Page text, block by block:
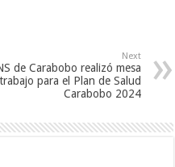
Next
de Carabobo realizó mesa
para el Plan de Salud
Carabobo 2024